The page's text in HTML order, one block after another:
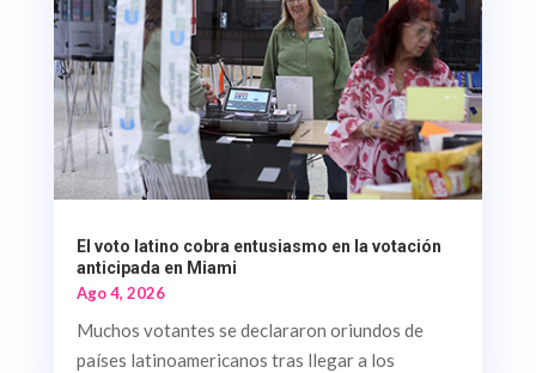
El voto latino cobra entusiasmo en la votación
anticipada en Miami
Ago 4, 2026
Muchos votantes se declararon oriundos de
países latinoamericanos tras llegar a los